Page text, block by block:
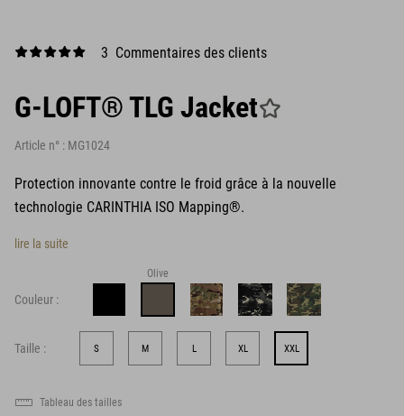
3 Commentaires des clients
G-LOFT® TLG Jacket
Article n° : MG1024
Protection innovante contre le froid grâce à la nouvelle
technologie CARINTHIA ISO Mapping®.
lire la suite
Couleur :
Olive
Taille : S M L XL XXL
Tableau des tailles